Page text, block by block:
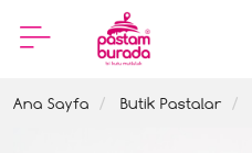
Ana Sayfa Butik Pastalar